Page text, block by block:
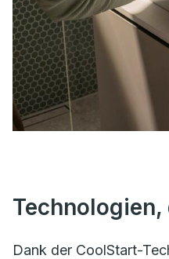
Dank der CoolStart-